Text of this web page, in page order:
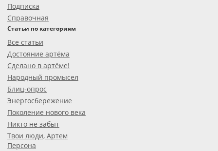
Подписка
Справочная
Статьи по категориям
Все статьи
Достояние артёма
Сделано в артёме!
Народный промысел
Блиц-опрос
Энергосбережение
Поколение нового века
Никто не забыт
Твои люди, Артем
Персона